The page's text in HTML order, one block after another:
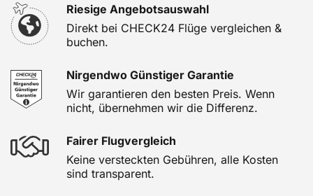
Riesige Angebotsauswahl
Direkt bei CHECK24 Flüge vergleichen &
buchen.
Nirgendwo Günstiger Garantie
Wir garantieren den besten Preis. Wenn
nicht, übernehmen wir die Differenz.
Fairer Flugvergleich
Keine versteckten Gebühren, alle Kosten
sind transparent.